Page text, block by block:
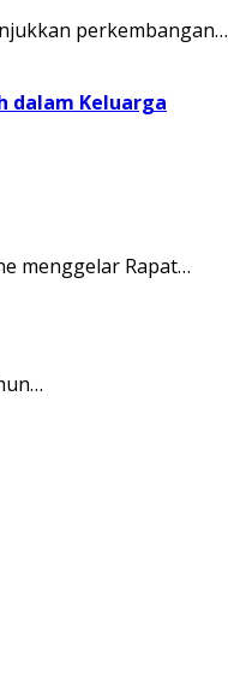
perkembangan…
dalam Keluarga
menggelar Rapat…